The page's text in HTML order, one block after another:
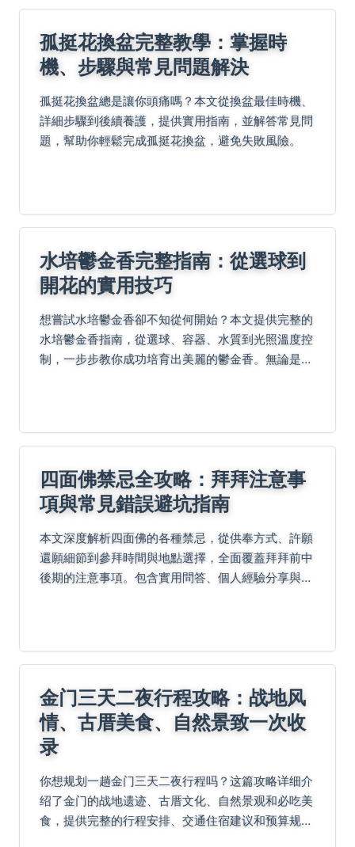
孤挺花換盆完整教學：掌握時
機、步驟與常見問題解決
孤挺花換盆總是讓你頭痛嗎？本文從換盆最佳時機、
詳細步驟到後續養護，提供實用指南，並解答常見問
題，幫助你輕鬆完成孤挺花換盆，避免失敗風險。
水培鬱金香完整指南：從選球到
開花的實用技巧
想嘗試水培鬱金香卻不知從何開始？本文提供完整的
水培鬱金香指南，從選球、容器、水質到光照溫度控
制，一步步教你成功培育出美麗的鬱金香。無論是新
四面佛禁忌全攻略：拜拜注意事
項與常見錯誤避坑指南
本文深度解析四面佛的各種禁忌，從供奉方式、許願
還願細節到參拜時間與地點選擇，全面覆蓋拜拜前中
後期的注意事項。包含實用問答、個人經驗分享與負
金门三天二夜行程攻略：战地风
情、古厝美食、自然景致一次收
录
你想规划一趟金门三天二夜行程吗？这篇攻略详细介
绍了金门的战地遗迹、古厝文化、自然景观和必吃美
食，提供完整的行程安排、交通住宿建议和预算规